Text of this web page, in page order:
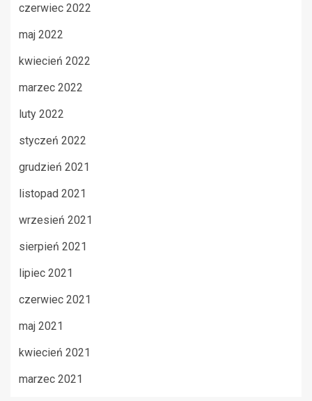
czerwiec 2022
maj 2022
kwiecień 2022
marzec 2022
luty 2022
styczeń 2022
grudzień 2021
listopad 2021
wrzesień 2021
sierpień 2021
lipiec 2021
czerwiec 2021
maj 2021
kwiecień 2021
marzec 2021